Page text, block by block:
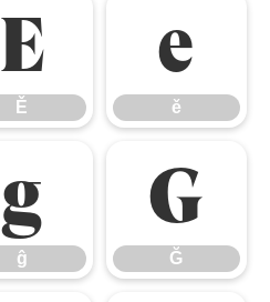
Ě
Ě
ě
ě
ĝ
ĝ
Ğ
Ğ